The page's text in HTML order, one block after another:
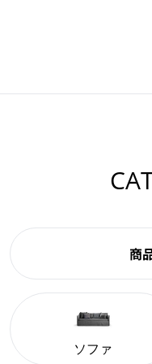
商
ソファ